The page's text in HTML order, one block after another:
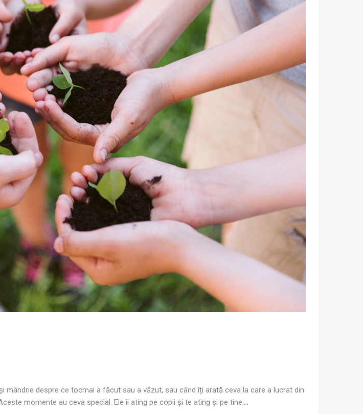
despre ce tocmai a făcut sau a văzut, sau când îți arată ceva la care a lucrat din
momente au ceva special. Ele îi ating pe copii și te ating și pe tine….